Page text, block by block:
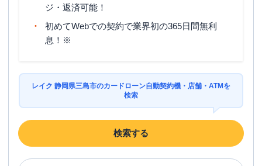
ジ・返済可能！
初めてWebでの契約で業界初の365日間無利
息！※
レイク 静岡県三島市のカードローン自動契約機・店舗・ATMを
検索
検索する